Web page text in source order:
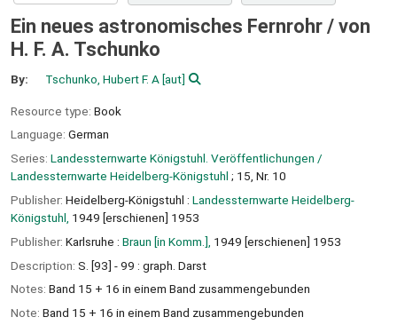
Ein neues astronomisches Fernrohr / von
H. F. A. Tschunko
By: Tschunko, Hubert F. A [aut]
Resource type: Book
Language: German
Series: Landessternwarte Königstuhl. Veröffentlichungen /
Landessternwarte Heidelberg-Königstuhl ; 15, Nr. 10
Publisher: Heidelberg-Königstuhl : Landessternwarte Heidelberg-
Königstuhl, 1949 [erschienen] 1953
Publisher: Karlsruhe : Braun [in Komm.], 1949 [erschienen] 1953
Description: S. [93] - 99 : graph. Darst
Notes: Band 15 + 16 in einem Band zusammengebunden
Note: Band 15 + 16 in einem Band zusammengebunden